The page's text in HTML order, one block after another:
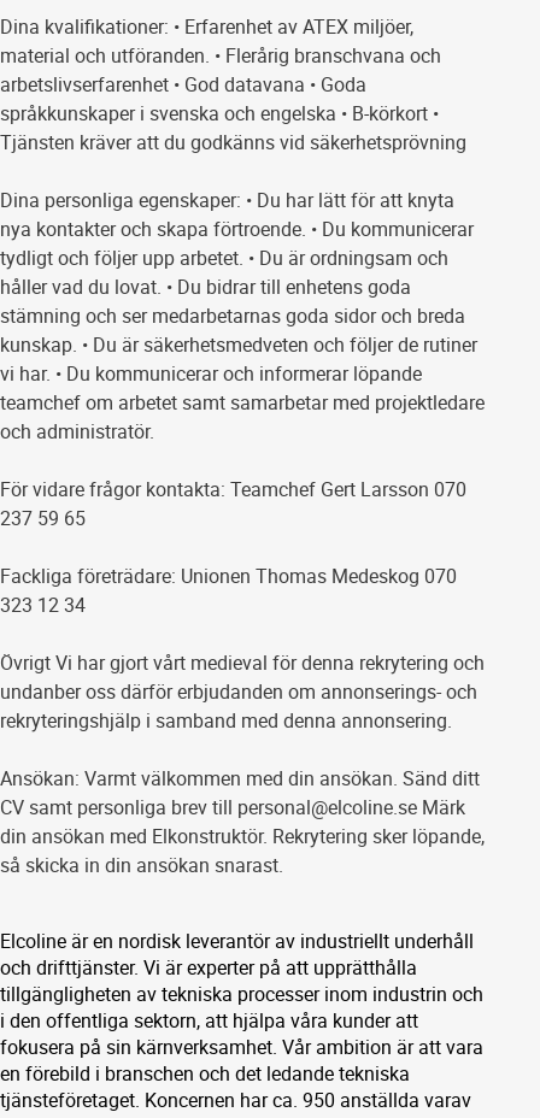
Dina kvalifikationer: • Erfarenhet av ATEX miljöer,
material och utföranden. • Flerårig branschvana och
arbetslivserfarenhet • God datavana • Goda
språkkunskaper i svenska och engelska • B-körkort •
Tjänsten kräver att du godkänns vid säkerhetsprövning
Dina personliga egenskaper: • Du har lätt för att knyta
nya kontakter och skapa förtroende. • Du kommunicerar
tydligt och följer upp arbetet. • Du är ordningsam och
håller vad du lovat. • Du bidrar till enhetens goda
stämning och ser medarbetarnas goda sidor och breda
kunskap. • Du är säkerhetsmedveten och följer de rutiner
vi har. • Du kommunicerar och informerar löpande
teamchef om arbetet samt samarbetar med projektledare
och administratör.
För vidare frågor kontakta: Teamchef Gert Larsson 070
237 59 65
Fackliga företrädare: Unionen Thomas Medeskog 070
323 12 34
Övrigt Vi har gjort vårt medieval för denna rekrytering och
undanber oss därför erbjudanden om annonserings- och
rekryteringshjälp i samband med denna annonsering.
Ansökan: Varmt välkommen med din ansökan. Sänd ditt
CV samt personliga brev till personal@elcoline.se Märk
din ansökan med Elkonstruktör. Rekrytering sker löpande,
så skicka in din ansökan snarast.
Elcoline är en nordisk leverantör av industriellt underhåll
och drifttjänster. Vi är experter på att upprätthålla
tillgängligheten av tekniska processer inom industrin och
i den offentliga sektorn, att hjälpa våra kunder att
fokusera på sin kärnverksamhet. Vår ambition är att vara
en förebild i branschen och det ledande tekniska
tjänsteföretaget. Koncernen har ca. 950 anställda varav